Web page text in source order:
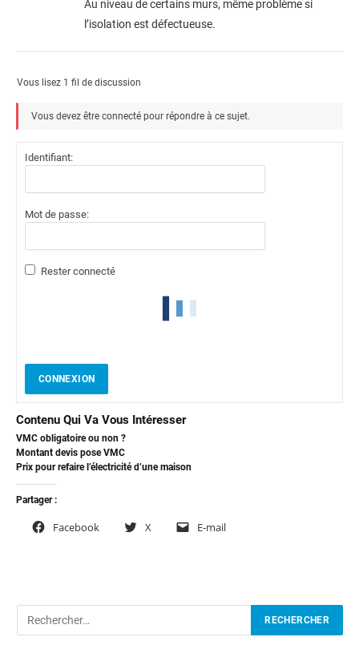
Au niveau de certains murs, même problème si
l’isolation est défectueuse.
Vous lisez 1 fil de discussion
Vous devez être connecté pour répondre à ce sujet.
Identifiant:
Mot de passe:
Rester connecté
CONNEXION
Contenu Qui Va Vous Intéresser
VMC obligatoire ou non ?
Montant devis pose VMC
Prix pour refaire l’électricité d’une maison
Partager :
Facebook X E-mail